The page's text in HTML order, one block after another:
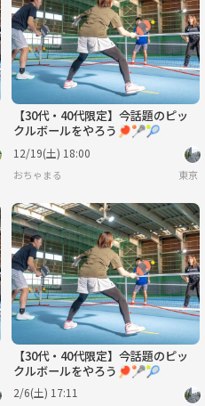
【30代・40代限定】今話題のピッ
クルボールをやろう🏓🥍🎾
12/19(土) 18:00
おちゃまる 東京
【30代・40代限定】今話題のピッ
クルボールをやろう🏓🥍🎾
2/6(土) 17:11